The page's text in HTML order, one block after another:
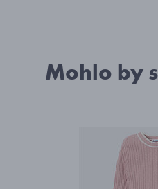
Mohlo by